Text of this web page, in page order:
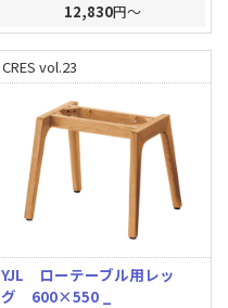
12,830円～
CRES vol.23
YJL ローテーブル用レッ
グ 600×550 _